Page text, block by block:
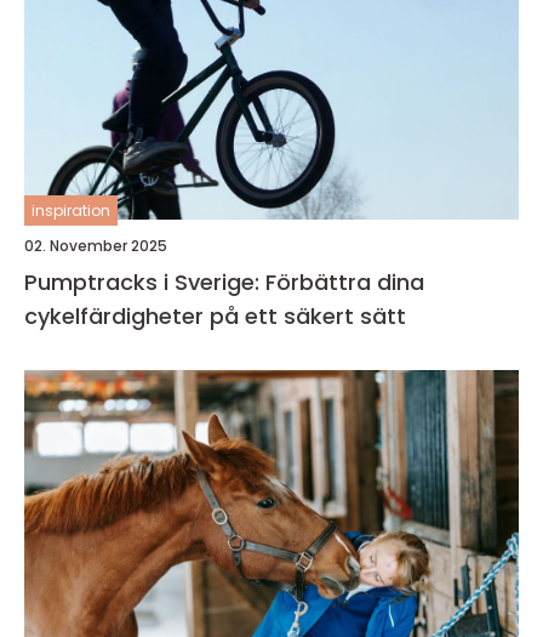
inspiration
02. November 2025
Pumptracks i Sverige: Förbättra dina
cykelfärdigheter på ett säkert sätt